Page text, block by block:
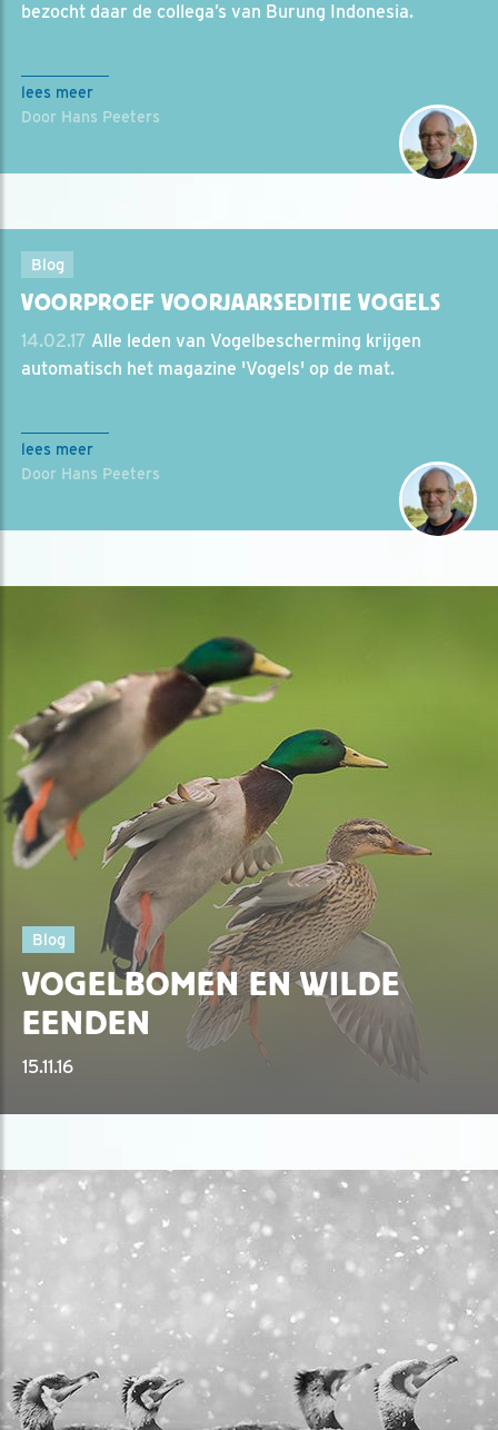
bezocht daar de collega’s van Burung Indonesia.
lees meer
Door Hans Peeters
Blog
VOORPROEF VOORJAARSEDITIE VOGELS
14.02.17 Alle leden van Vogelbescherming krijgen
automatisch het magazine 'Vogels' op de mat.
lees meer
Door Hans Peeters
Blog
VOGELBOMEN EN WILDE
EENDEN
15.11.16